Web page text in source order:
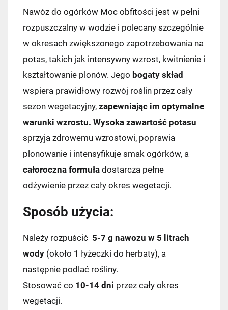
Nawóz do ogórków Moc obfitości jest w pełni
rozpuszczalny w wodzie i polecany szczególnie
w okresach zwiększonego zapotrzebowania na
potas, takich jak intensywny wzrost, kwitnienie i
kształtowanie plonów. Jego bogaty skład
wspiera prawidłowy rozwój roślin przez cały
sezon wegetacyjny, zapewniając im optymalne
warunki wzrostu. Wysoka zawartość potasu
sprzyja zdrowemu wzrostowi, poprawia
plonowanie i intensyfikuje smak ogórków, a
całoroczna formuła dostarcza pełne
odżywienie przez cały okres wegetacji.
Sposób użycia:
Należy rozpuścić 5-7 g nawozu w 5 litrach
wody (około 1 łyżeczki do herbaty), a
następnie podlać rośliny.
Stosować co 10-14 dni przez cały okres
wegetacji.
Kraj wysyłki: